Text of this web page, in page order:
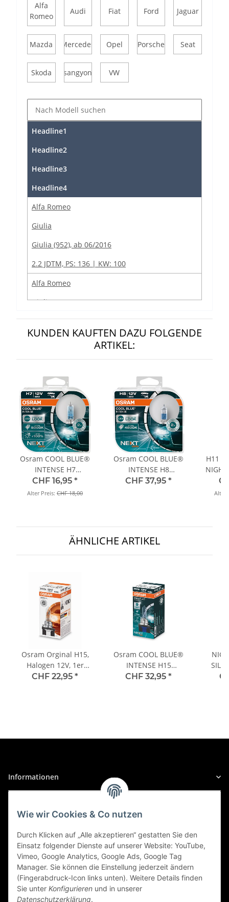
Alfa
Romeo
Audi Fiat Ford Jaguar
Mazda Mercedes Opel Porsche Seat
Skoda Ssangyong VW
Headline1
Headline2
Headline3
Headline4
Alfa Romeo
Giulia
Giulia (952), ab 06/2016
2.2 JDTM, PS: 136 | KW: 100
Alfa Romeo
Giulia
Giulia (952), ab 06/2016
2.2 JTDM, PS: 150 | KW: 110
Alfa Romeo
Giulia
Giulia (952), ab 06/2016
2.2 JTDM, PS: 180 | KW: 132
Alfa Romeo
Giulia
Giulia (952), ab 06/2016
2.9 V6, PS: 510 | KW: 375
Alfa Romeo
Giulia
Giulia (952), ab 06/2017
Alfa Romeo
Alfa Romeo
Giulia (952), ab 10/2016
Alfa Romeo
Giulia
Giulia (952), ab 10/2018
2.0, PS: 201 | KW: 148
Alfa Romeo
KUNDEN KAUFTEN DAZU FOLGENDE
ARTIKEL:
Osram COOL BLUE®
INTENSE H7
NextGeneration 5000K
+100%, Halogen 12V,
CHF 16,95 *
Alter Preis: CHF 18,00
Osram COOL BLUE®
INTENSE H8
NextGeneration 4800K
CHF 37,95 *
H11
Alter
ÄHNLICHE ARTIKEL
Osram Orginal H15,
Halogen 12V, 1er
Faltschachtel - 64176
CHF 22,95 *
Osram COOL BLUE®
INTENSE H15
NextGen. 3700K
CHF 32,95 *
Informationen
Sicher Einkaufen
Wie wir Cookies & Co nutzen
Durch Klicken auf „Alle akzeptieren“ gestatten Sie den
Einsatz folgender Dienste auf unserer Website: YouTube,
Vimeo, Google Analytics, Google Ads, Google Tag
Manager. Sie können die Einstellung jederzeit ändern
(Fingerabdruck-Icon links unten). Weitere Details finden
Sie unter Konfigurieren und in unserer
Datenschutzerklärung.